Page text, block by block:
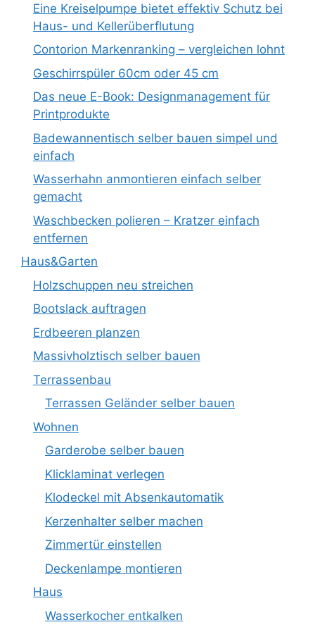
Eine Kreiselpumpe bietet effektiv Schutz bei
Haus- und Kellerüberflutung
Contorion Markenranking – vergleichen lohnt
Geschirrspüler 60cm oder 45 cm
Das neue E-Book: Designmanagement für
Printprodukte
Badewannentisch selber bauen simpel und
einfach
Wasserhahn anmontieren einfach selber
gemacht
Waschbecken polieren – Kratzer einfach
entfernen
Haus&Garten
Holzschuppen neu streichen
Bootslack auftragen
Erdbeeren planzen
Massivholztisch selber bauen
Terrassenbau
Terrassen Geländer selber bauen
Wohnen
Garderobe selber bauen
Klicklaminat verlegen
Klodeckel mit Absenkautomatik
Kerzenhalter selber machen
Zimmertür einstellen
Deckenlampe montieren
Haus
Wasserkocher entkalken